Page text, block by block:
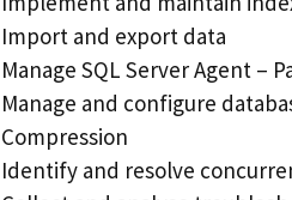
Import and export data
Manage SQL Server Agent –
Manage and configure
Compression
Identify and resolve